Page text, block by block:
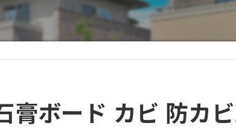
『またか…』の天
半地下・地下室のカビ
部
膏ボード カビ 防カ